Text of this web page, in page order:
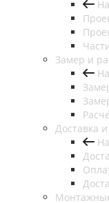
Замер и
Доставка